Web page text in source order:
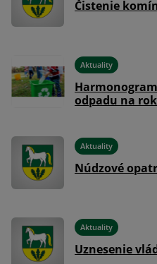
Čistenie
Aktuality
odpadu na
Aktuality
Núdzové
Aktuality
Uznesenie